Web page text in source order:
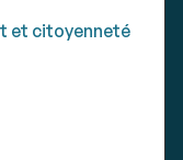
et citoyenneté